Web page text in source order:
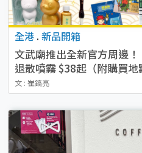
全港 . 新品開箱
文武廟推出全新官方周邊
退散噴霧 $38起（附購買地
文 : 崔鎬亮